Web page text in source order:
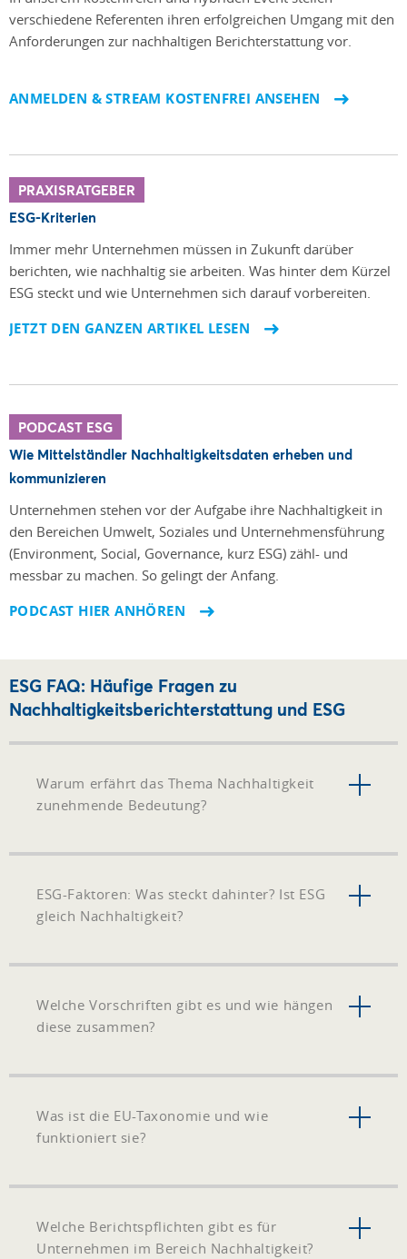
verschiedene Referenten ihren erfolgreichen Umgang mit den
Anforderungen zur nachhaltigen Berichterstattung vor.
ANMELDEN & STREAM KOSTENFREI ANSEHEN
PRAXISRATGEBER
ESG-Kriterien
Immer mehr Unternehmen müssen in Zukunft darüber
berichten, wie nachhaltig sie arbeiten. Was hinter dem Kürzel
ESG steckt und wie Unternehmen sich darauf vorbereiten.
JETZT DEN GANZEN ARTIKEL LESEN
PODCAST ESG
Wie Mittelständler Nachhaltigkeitsdaten erheben und
kommunizieren
Unternehmen stehen vor der Aufgabe ihre Nach­haltigkeit in
den Bereichen Umwelt, Soziales und Unter­nehmensführung
(Environment, Social, Governance, kurz ESG) zähl- und
messbar zu machen. So gelingt der Anfang.
PODCAST HIER ANHÖREN
ESG FAQ: Häufige Fragen zu
Nachhaltigkeitsberichterstattung und ESG
Warum erfährt das Thema Nachhaltigkeit
zunehmende Bedeutung?
ESG-Faktoren: Was steckt dahinter? Ist ESG
gleich Nachhaltigkeit?
Welche Vorschriften gibt es und wie hängen
diese zusammen?
Was ist die EU-Taxonomie und wie
funktioniert sie?
Welche Berichtspflichten gibt es für
Unternehmen im Bereich Nachhaltigkeit?